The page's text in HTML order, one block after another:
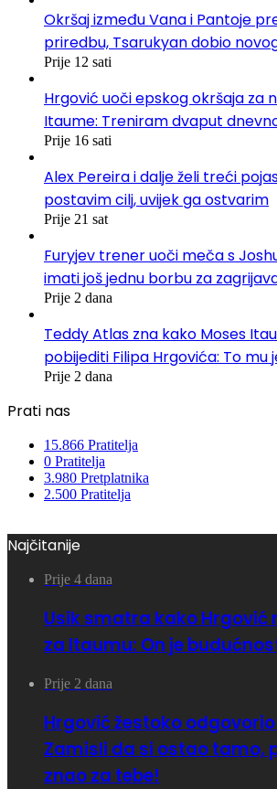
Okršaj između Vana i Pantoje
priredbu, Tsarukyan dobio
Prije 12 sati
Hrgović uoči epskog okršaja za
Itaume: Treniram dvaput
Prije 16 sati
Alex Pereira i dalje želi treći
postavim cilj, uvijek ga ostvarim
Prije 21 sat
Furyjev trener uoči meča s
imati još jednu borbu za
Prije 2 dana
Teddy Atlas zna kako Moses
pobijediti Filipa Hrgovića: To mu
Prije 2 dana
Prati nas
15.866 Pratitelja
0 Pratitelja
3.980 Pretplatnika
2.500 Pratitelja
Najčitanije
Prije 4 dana
Usik smatra kako Hrgović
za Itaumu: On je
Prije 2 dana
Hrgović žestoko
Zamisli da si ostao tamo,
znao za tebe!